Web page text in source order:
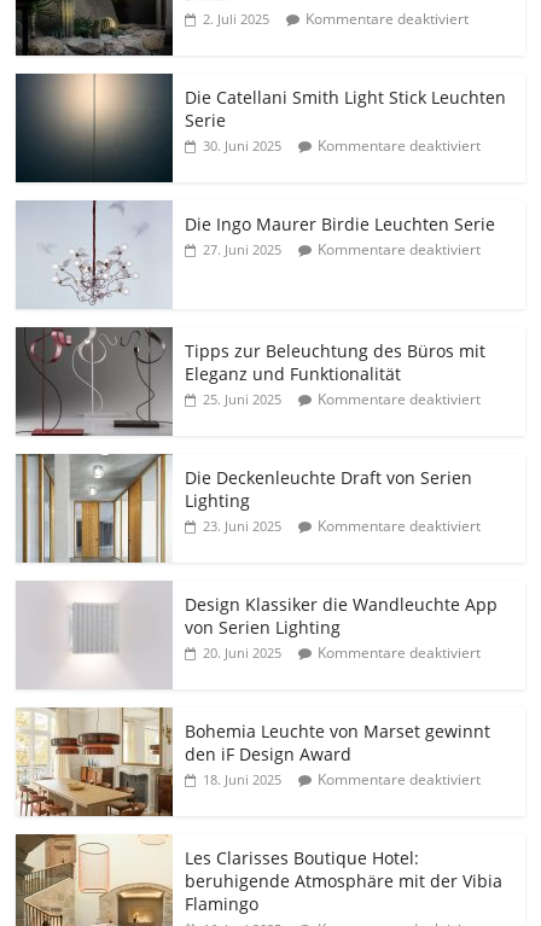
2. Juli 2025 Kommentare deaktiviert
Die Catellani Smith Light Stick Leuchten
Serie
30. Juni 2025 Kommentare deaktiviert
Die Ingo Maurer Birdie Leuchten Serie
27. Juni 2025 Kommentare deaktiviert
Tipps zur Beleuchtung des Büros mit
Eleganz und Funktionalität
25. Juni 2025 Kommentare deaktiviert
Die Deckenleuchte Draft von Serien
Lighting
23. Juni 2025 Kommentare deaktiviert
Design Klassiker die Wandleuchte App
von Serien Lighting
20. Juni 2025 Kommentare deaktiviert
Bohemia Leuchte von Marset gewinnt
den iF Design Award
18. Juni 2025 Kommentare deaktiviert
Les Clarisses Boutique Hotel:
beruhigende Atmosphäre mit der Vibia
Flamingo